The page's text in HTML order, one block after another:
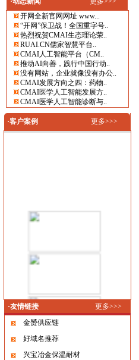
开网全新官网网址 www...
“开网”保卫战！全国重字号..
热烈祝贺CMAI生态理论荣..
RUAI.CN儒家智慧平台..
CMAI人工智能平台（CM..
推动AI向善，践行中国行动..
没有网站，企业就像没有办公..
CMAI发展方向之四：药物..
CMAI医学人工智能发展方..
CMAI医学人工智能诊断与..
·客户案例 更多>>>
·友情链接
更多>>>
金赟供应链
好域名推荐
兴宝冶金保温耐材